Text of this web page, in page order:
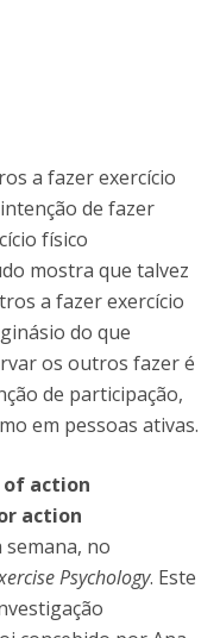
a fazer exercício
de fazer
físico
mostra que talvez
a fazer exercício
do que
os outros fazer é
de participação,
em pessoas ativas.
of action
action
no
Psychology. Este